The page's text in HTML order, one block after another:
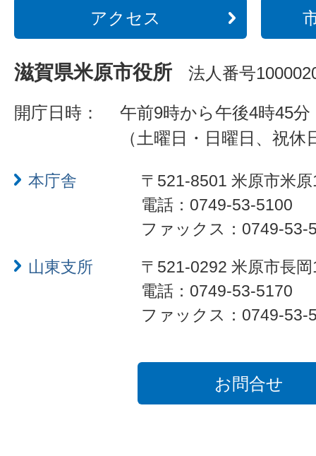
アクセス
滋賀県米原市役所 法人番号
開庁日時：
午前9時から午後4時45分
（土曜日・日曜日、祝
本庁舎
〒521-8501 米原市米
電話：0749-53-5100
ファックス：0749-53-
山東支所
〒521-0292 米原市長
電話：0749-53-5170
ファックス：0749-53-
お問合せ